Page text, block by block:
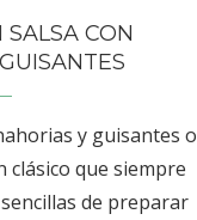
CON
y guisantes o
clásico que siempre
de preparar